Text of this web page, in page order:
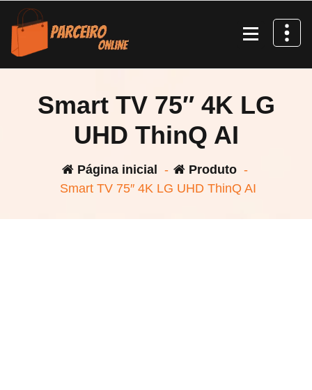
Pular
para
conteúdo
Smart TV 75″ 4K LG
UHD ThinQ AI
Página inicial - Produto -
Smart TV 75″ 4K LG UHD ThinQ AI